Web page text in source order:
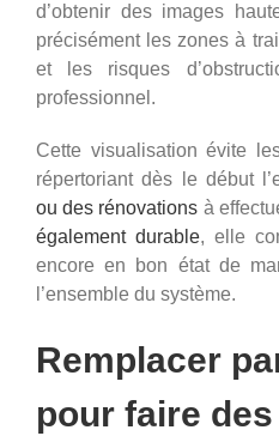
d’obtenir des images
précisément les zones à
et les risques
professionnel.
Cette visualisation évite
répertoriant dès le début
ou des rénovations à
également durable, elle
encore en bon état de
l’ensemble du système.
Remplacer
pour faire